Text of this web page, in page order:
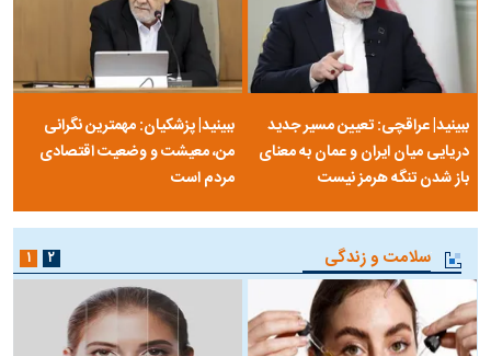
ببینید| عراقچی: تعیین مسیر جدید
دریایی میان ایران و عمان به معنای
باز شدن تنگه هرمز نیست
ببینید| پزشکیان: مهمترین نگرانی
من، معیشت و وضعیت اقتصادی
مردم است
سلامت و زندگی ۱ ۲